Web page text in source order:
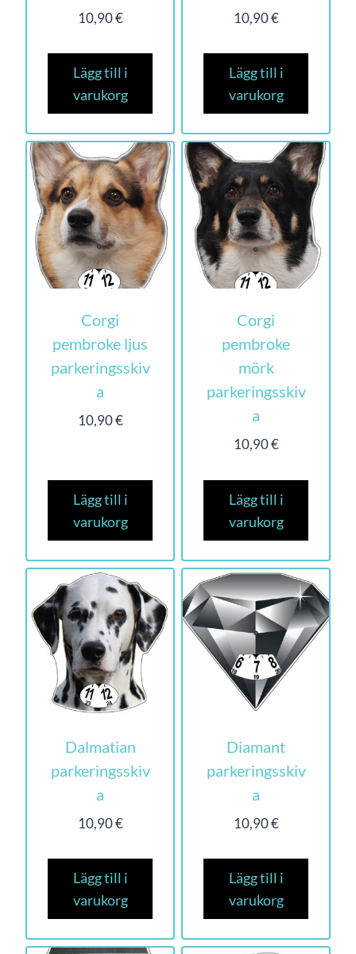
10,90€
Lägg till i
varukorg
10,90€
Lägg till i
varukorg
Corgi
pembroke ljus
parkeringsskiv
a
10,90€
Lägg till i
varukorg
Corgi
pembroke
mörk
parkeringsskiv
a
10,90€
Lägg till i
varukorg
Dalmatian
parkeringsskiv
a
10,90€
Lägg till i
varukorg
Diamant
parkeringsskiv
a
10,90€
Lägg till i
varukorg